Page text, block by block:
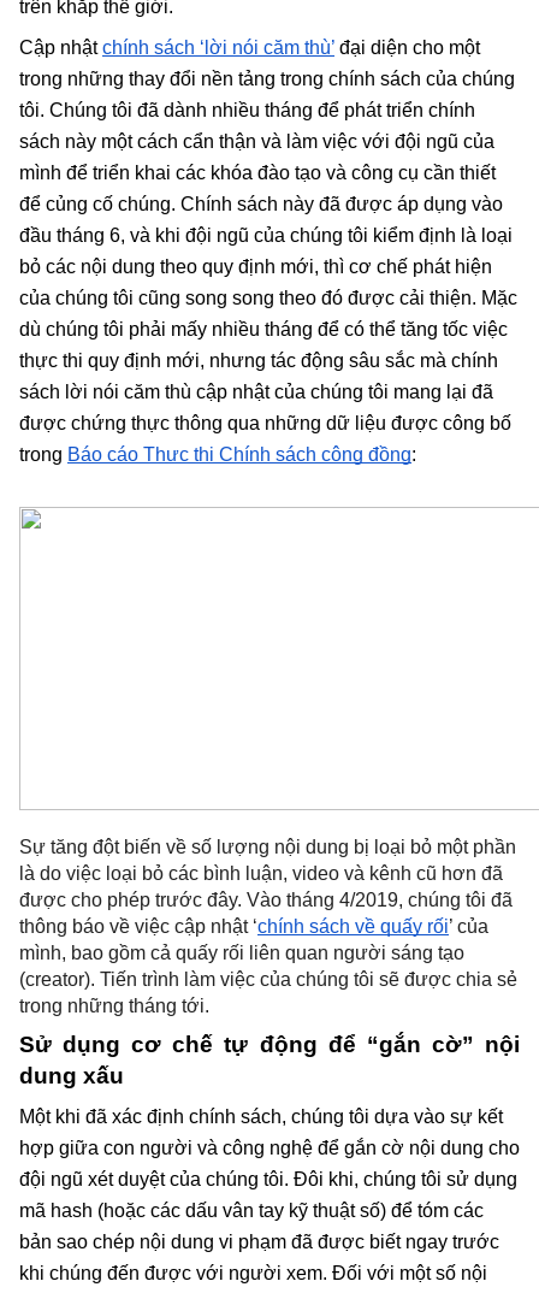
trên khắp thế giới.
Cập nhật chính sách ‘lời nói căm thù’ đại diện cho một
trong những thay đổi nền tảng trong chính sách của chúng
tôi. Chúng tôi đã dành nhiều tháng để phát triển chính
sách này một cách cẩn thận và làm việc với đội ngũ của
mình để triển khai các khóa đào tạo và công cụ cần thiết
để củng cố chúng. Chính sách này đã được áp dụng vào
đầu tháng 6, và khi đội ngũ của chúng tôi kiểm định là loại
bỏ các nội dung theo quy định mới, thì cơ chế phát hiện
của chúng tôi cũng song song theo đó được cải thiện. Mặc
dù chúng tôi phải mấy nhiều tháng để có thể tăng tốc việc
thực thi quy định mới, nhưng tác động sâu sắc mà chính
sách lời nói căm thù cập nhật của chúng tôi mang lại đã
được chứng thực thông qua những dữ liệu được công bố
trong Báo cáo Thực thi Chính sách cộng đồng:
Sự tăng đột biến về số lượng nội dung bị loại bỏ một phần
là do việc loại bỏ các bình luận, video và kênh cũ hơn đã
được cho phép trước đây. Vào tháng 4/2019, chúng tôi đã
thông báo về việc cập nhật ‘chính sách về quấy rối’ của
mình, bao gồm cả quấy rối liên quan người sáng tạo
(creator). Tiến trình làm việc của chúng tôi sẽ được chia sẻ
trong những tháng tới.
Sử dụng cơ chế tự động để “gắn cờ” nội
dung xấu
Một khi đã xác định chính sách, chúng tôi dựa vào sự kết
hợp giữa con người và công nghệ để gắn cờ nội dung cho
đội ngũ xét duyệt của chúng tôi. Đôi khi, chúng tôi sử dụng
mã hash (hoặc các dấu vân tay kỹ thuật số) để tóm các
bản sao chép nội dung vi phạm đã được biết ngay trước
khi chúng đến được với người xem. Đối với một số nội